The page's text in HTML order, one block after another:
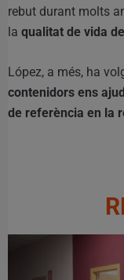
rebut durant molts
la qualitat de vida
López, a més, ha
contenidors ens
de referència en la